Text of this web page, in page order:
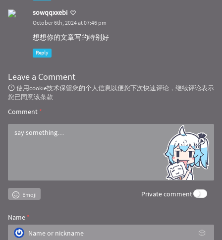
sowqqxxebi
October 6th, 2024 at 07:46 pm
想想你的文章写的特别好
Reply
Leave a Comment
使用cookie技术保留您的个人信息以便您下次快速评论，继续评论表示
您已同意该条款
Comment *
Emoji Private comment
Name *
🎲